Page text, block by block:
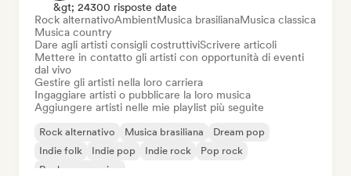
&gt; 24300 risposte date
Rock alternativoAmbientMusica brasilianaMusica classica
Musica country
Dare agli artisti consigli costruttiviScrivere articoli
Mettere in contatto gli artisti con opportunità di eventi
dal vivo
Gestire gli artisti nella loro carriera
Ingaggiare artisti o pubblicare la loro musica
Aggiungere artisti nelle mie playlist più seguite
Rock alternativo Musica brasiliana
Dream pop
Indie folk
Indie pop Indie rock
Pop rock
Rock progressivo